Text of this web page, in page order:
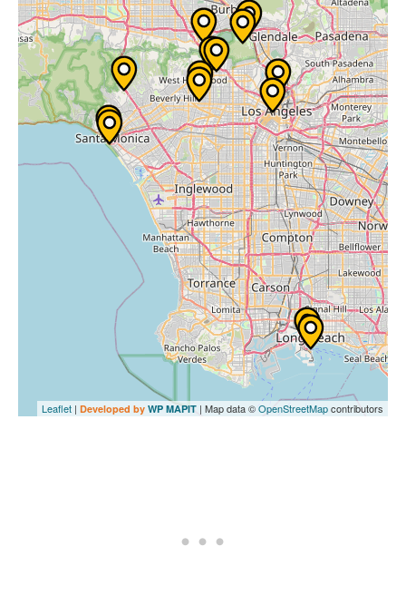
Leaflet | Developed by WP MAPIT | Map data ©OpenStreetMapcontributors